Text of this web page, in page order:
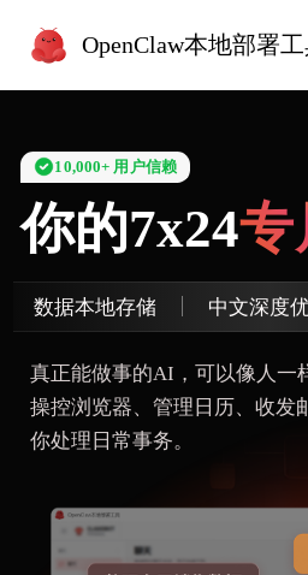
OpenClaw本地部署
你的7x24专
10,000+ 用户信赖
数据本地存储 中文深度
真正能做事的AI，可以像人一
操控浏览器、管理日历、收发
你处理日常事务。